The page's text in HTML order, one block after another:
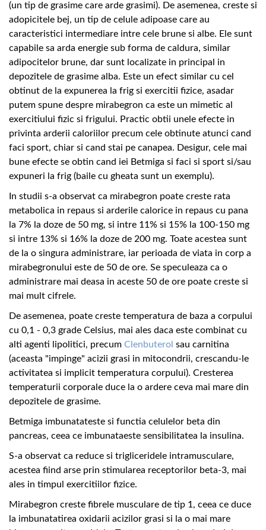
(un tip de grasime care arde grasimi). De asemenea, creste si
adopicitele bej, un tip de celule adipoase care au
caracteristici intermediare intre cele brune si albe. Ele sunt
capabile sa arda energie sub forma de caldura, similar
adipocitelor brune, dar sunt localizate in principal in
depozitele de grasime alba. Este un efect similar cu cel
obtinut de la expunerea la frig si exercitii fizice, asadar
putem spune despre mirabegron ca este un mimetic al
exercitiului fizic si frigului. Practic obtii unele efecte in
privinta arderii caloriilor precum cele obtinute atunci cand
faci sport, chiar si cand stai pe canapea. Desigur, cele mai
bune efecte se obtin cand iei Betmiga si faci si sport si/sau
expuneri la frig (baile cu gheata sunt un exemplu).
In studii s-a observat ca mirabegron poate creste rata
metabolica in repaus si arderile calorice in repaus cu pana
la 7% la doze de 50 mg, si intre 11% si 15% la 100-150 mg
si intre 13% si 16% la doze de 200 mg. Toate acestea sunt
de la o singura administrare, iar perioada de viata in corp a
mirabegronului este de 50 de ore. Se speculeaza ca o
administrare mai deasa in aceste 50 de ore poate creste si
mai mult cifrele.
De asemenea, poate creste temperatura de baza a corpului
cu 0,1 - 0,3 grade Celsius, mai ales daca este combinat cu
alti agenti lipolitici, precum Clenbuterol sau carnitina
(aceasta "impinge" acizii grasi in mitocondrii, crescandu-le
activitatea si implicit temperatura corpului). Cresterea
temperaturii corporale duce la o ardere ceva mai mare din
depozitele de grasime.
Betmiga imbunatateste si functia celulelor beta din
pancreas, ceea ce imbunataeste sensibilitatea la insulina.
S-a observat ca reduce si trigliceridele intramusculare,
acestea fiind arse prin stimularea receptorilor beta-3, mai
ales in timpul exercitiilor fizice.
Mirabegron creste fibrele musculare de tip 1, ceea ce duce
la imbunatatirea oxidarii acizilor grasi si la o mai mare